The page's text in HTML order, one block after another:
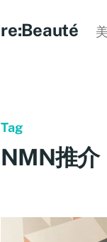
re:Beauté
Tag
NMN推介